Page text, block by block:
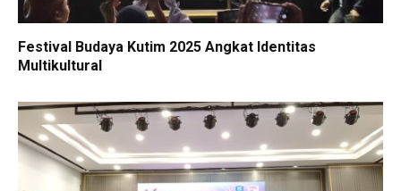
Festival Budaya Kutim 2025 Angkat Identitas
Multikultural